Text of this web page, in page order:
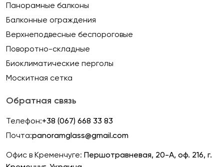
Панорамные балконы
Балконные ограждения
Верхнеподвесные беспороговые
Поворотно-складные
Биоклиматические перголы
Москитная сетка
Обратная связь
Телефон:+38 (067) 668 33 83
Почта:panoramglass@gmail.com
Офис в Кременчуге: Першотравневая, 20-А, оф. 216, г.